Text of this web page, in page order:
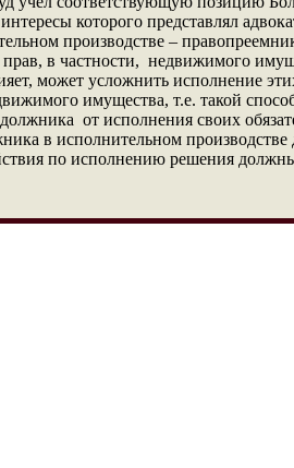
которого представлял
производстве –
в частности, недвижимого
может усложнить исполнение
имущества, т.е. такой
от исполнения своих
в исполнительном
по исполнению решения